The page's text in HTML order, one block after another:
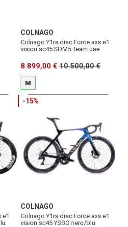
COLNAGO
Colnago Y1rs disc Force axs e1
vision sc45 SDM5 Team uae
8.899,00 € 10.500,00 €
M
e1
-15%
COLNAGO
Colnago Y1rs disc Force axs e1
vision sc45 YSBO nero/blu